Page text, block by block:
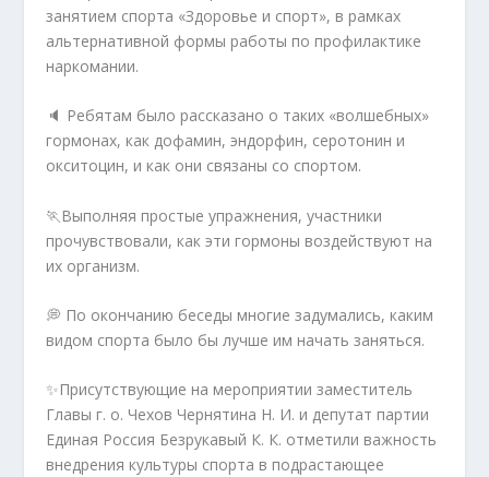
занятием спорта «Здоровье и спорт», в рамках
альтернативной формы работы по профилактике
наркомании.
🔈 Ребятам было рассказано о таких «волшебных»
гормонах, как дофамин, эндорфин, серотонин и
окситоцин, и как они связаны со спортом.
🏃Выполняя простые упражнения, участники
прочувствовали, как эти гормоны воздействуют на
их организм.
💭 По окончанию беседы многие задумались, каким
видом спорта было бы лучше им начать заняться.
✨Присутствующие на мероприятии заместитель
Главы г. о. Чехов Чернятина Н. И. и депутат партии
Единая Россия Безрукавый К. К. отметили важность
внедрения культуры спорта в подрастающее